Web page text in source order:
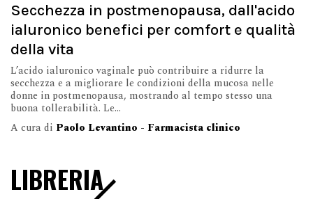
Secchezza in postmenopausa, dall'acido
ialuronico benefici per comfort e qualità
della vita
L’acido ialuronico vaginale può contribuire a ridurre la
secchezza e a migliorare le condizioni della mucosa nelle
donne in postmenopausa, mostrando al tempo stesso una
buona tollerabilità. Le...
A cura di Paolo Levantino - Farmacista clinico
LIBRERIA